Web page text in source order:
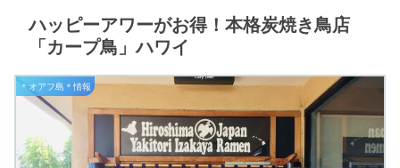
ハッピーアワーがお得！本格炭焼き鳥店
「カープ鳥」ハワイ
＊オアフ島＊情報